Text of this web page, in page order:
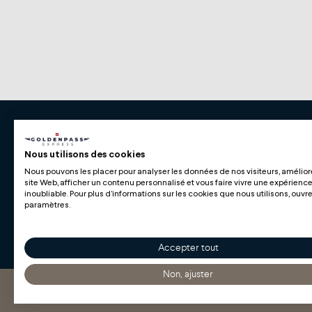
Premium Swiss Travel Experience
Compagnie du Chemin de Fer Montreux
BLS AG
Nous utilisons des cookies
Nous pouvons les placer pour analyser les données de nos visiteurs,
site Web, afficher un contenu personnalisé et vous faire vivre une expérience
inoubliable. Pour plus d'informations sur les cookies que nous utilisons,
paramètres.
Accepter tout
Non, ajuster